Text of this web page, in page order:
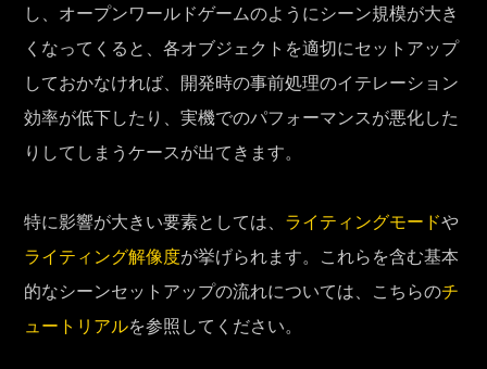
し、オープンワールドゲームのようにシーン規模が大き
くなってくると、各オブジェクトを適切にセットアップ
しておかなければ、開発時の事前処理のイテレーション
効率が低下したり、実機でのパフォーマンスが悪化した
りしてしまうケースが出てきます。
特に影響が大きい要素としては、 ライティングモードや
ライティング解像度が挙げられます。これらを含む基本
的なシーンセットアップの流れについては、こちらのチ
ュートリアルを参照してください。